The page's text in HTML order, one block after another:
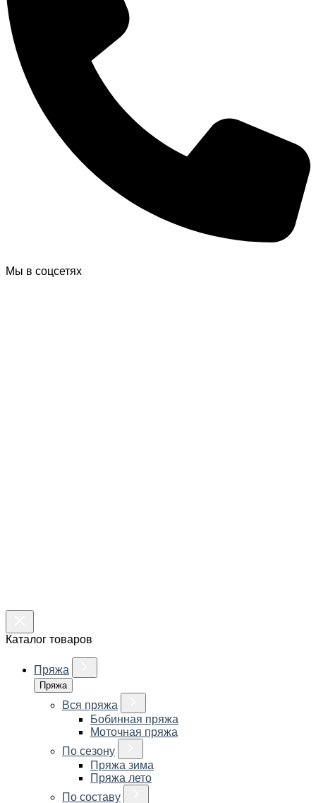
Мы в соцсетях
Каталог товаров
Пряжа
Пряжа
Вся пряжа
Бобинная пряжа
Моточная пряжа
По сезону
Пряжа зима
Пряжа лето
По составу